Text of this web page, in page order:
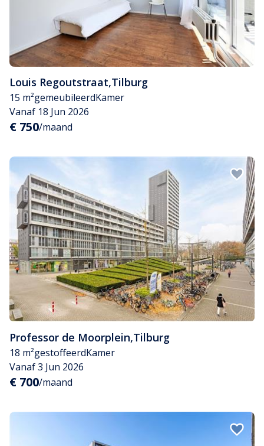
Louis Regoutstraat,Tilburg
15 m²gemeubileerdKamer
Vanaf 18 Jun 2026
€ 750/maand
Professor de Moorplein,Tilburg
18 m²gestoffeerdKamer
Vanaf 3 Jun 2026
€ 700/maand